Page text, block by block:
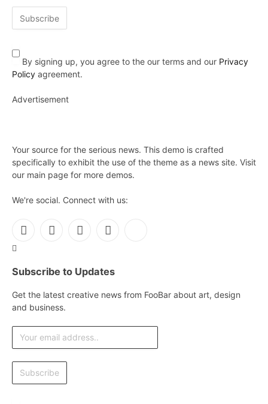
By signing up, you agree to the our terms and our Privacy
Policy agreement.
Advertisement
Your source for the serious news. This demo is crafted
specifically to exhibit the use of the theme as a news site. Visit
our main page for more demos.
We're social. Connect with us:
Facebook
X
InstagramPinterest
Subscribe to Updates
Get the latest creative news from FooBar about art, design
and business.